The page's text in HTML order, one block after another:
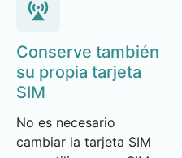
Conserve también
su propia tarjeta
SIM
No es necesario
cambiar la tarjeta SIM